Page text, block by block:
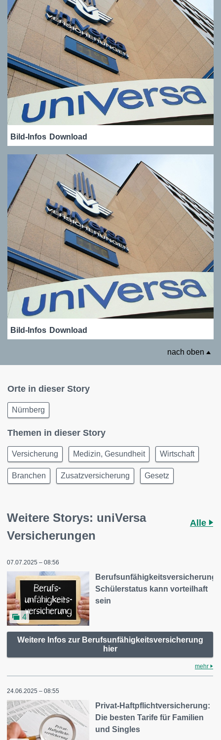
Bild-Infos Download
Bild-Infos Download
nach oben
Orte in dieser Story
Nürnberg
Themen in dieser Story
Versicherung Medizin, Gesundheit Wirtschaft
Branchen Zusatzversicherung Gesetz
Weitere Storys: uniVersa
Versicherungen
Alle
07.07.2025 – 08:56
4
Berufsunfähigkeitsversicherung:
Schülerstatus kann vorteilhaft
sein
Weitere Infos zur Berufsunfähigkeitsversicherung
hier
mehr
24.06.2025 – 08:55
Privat-Haftpflichtversicherung:
Die besten Tarife für Familien
und Singles